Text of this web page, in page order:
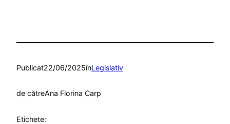
Publicat22/06/2025înLegislativ
de cătreAna Florina Carp
Etichete: